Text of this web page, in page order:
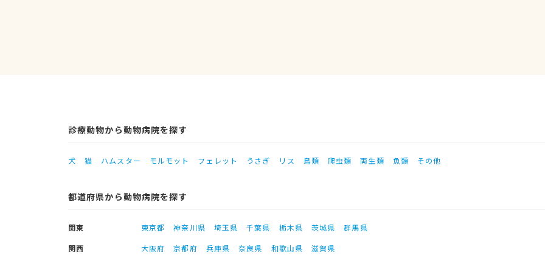
診療動物から動物病院を探す
犬 猫 ハムスター モルモット フェレット うさぎ リス 鳥類 爬虫類 両生類 魚類 その他
都道府県から動物病院を探す
関東 東京都 神奈川県 埼玉県 千葉県 栃木県 茨城県
群馬県
関西
大阪府 京都府 兵庫県 奈良県 和歌山県
滋賀県